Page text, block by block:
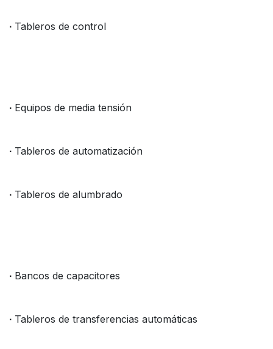
· Tableros de control
· Equipos de media tensión
· Tableros de automatización
· Tableros de alumbrado
· Bancos de capacitores
· Tableros de transferencias automáticas